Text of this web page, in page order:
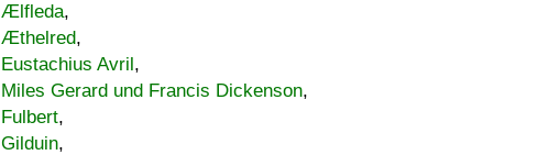
Ælfleda,
Æthelred,
Eustachius Avril,
Miles Gerard und Francis Dickenson,
Fulbert,
Gilduin,